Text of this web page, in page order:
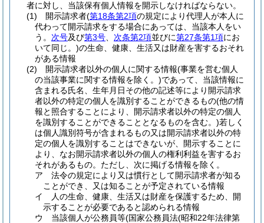
者に対し、当該保有個人情報を開示しなければならない。
(1)
開示請求者(第18条第2項の規定により代理人が本人に
代わって開示請求をする場合にあっては、当該本人をい
う。 次号及び第3号 次条第2項並びに第27条第1項にお
いて同じ。)の生命、健康、生活又は財産を害するおそれ
がある情報
(2)
開示請求者以外の個人に関する情報(事業を営む個人
の当該事業に関する情報を除く。)であって、当該情報に
含まれる氏名、生年月日その他の記述等により開示請求
者以外の特定の個人を識別することができるもの(他の情
報と照合することにより、開示請求者以外の特定の個人
を識別することができることとなるものを含む。)若しく
は個人識別符号が含まれるもの又は開示請求者以外の特
定の個人を識別することはできないが、開示することに
より、なお開示請求者以外の個人の権利利益を害するお
それがあるもの。 ただし、次に掲げる情報を除く。
ア
法令の規定により又は慣行として開示請求者が知る
ことができ、又は知ることが予定されている情報
イ
人の生命、健康、生活又は財産を保護するため、開
示することが必要であると認められる情報
ウ
当該個人が公務員等(国家公務員法(昭和22年法律第